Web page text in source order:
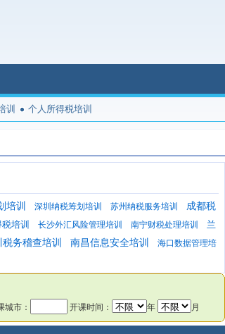
训 个人所得税培训
培训 深圳纳税筹划培训 苏州纳税服务培训
成都税
培训 长沙外汇风险管理培训 南宁财税处理培训
兰
税务稽查培训 南昌信息安全培训
海口数据管理培
城市： 开课时间： 年 月